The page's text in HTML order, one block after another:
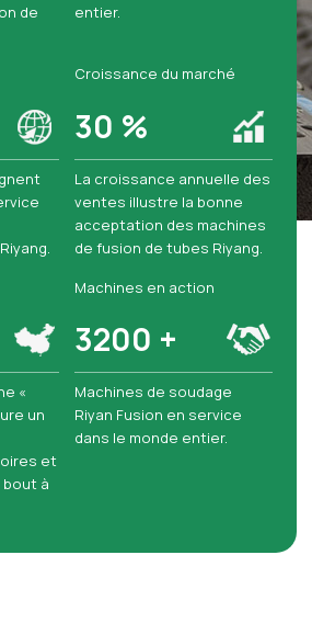
de
entier.
Croissance du marché
30 %
La croissance annuelle des
ventes illustre la bonne
acceptation des machines
de fusion de tubes Riyang.
«
un
et
à
Machines en action
3200 +
Machines de soudage
Riyan Fusion en service
dans le monde entier.